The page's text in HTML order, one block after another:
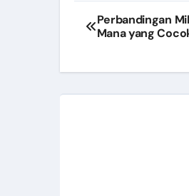
Post
navigation
Perbandingan
Mana yang